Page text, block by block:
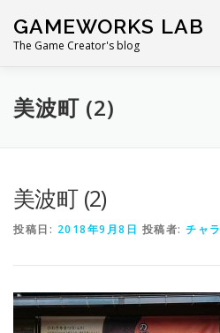
GAMEWORKS LAB
The Game Creator's blog
美波町 (2)
美波町 (2)
投稿日: 2018年9月8日 投稿者: チャラ